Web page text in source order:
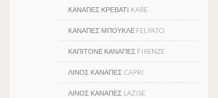
ΚΑΝΑΠΕΣ ΚΡΕΒΑΤΙ KARE
ΚΑΝΑΠΕΣ ΜΠΟΥΚΛΕ FELPATO
ΚΑΠΙΤΟΝΕ ΚΑΝΑΠΕΣ FIRENZE
ΛΙΝΟΣ ΚΑΝΑΠΕΣ CAPRI
ΛΙΝΟΣ ΚΑΝΑΠΕΣ LAZISE